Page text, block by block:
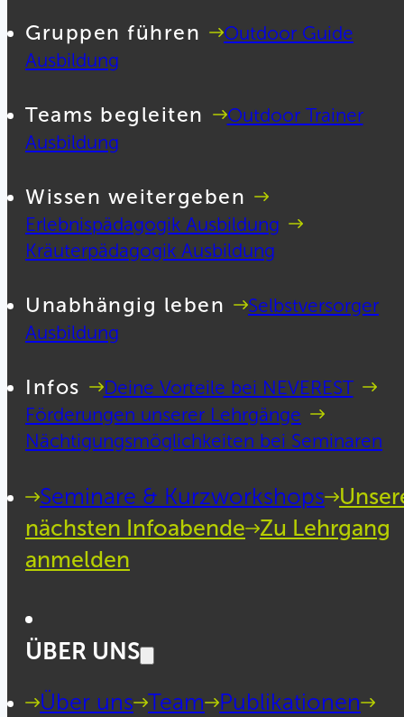
Gruppen führen
Outdoor Guide
Ausbildung
Teams begleiten
Outdoor Trainer
Ausbildung
Wissen weitergeben
Erlebnispädagogik Ausbildung
Kräuterpädagogik Ausbildung
Unabhängig leben
Selbstversorger
Ausbildung
Infos
Deine Vorteile bei NEVEREST
Förderungen unserer Lehrgänge
Nächtigungsmöglichkeiten bei Seminaren
Seminare & Kurzworkshops
nächsten Infoabende Zu Lehrgang
anmelden
ÜBER UNS
Über uns Team
Publikationen